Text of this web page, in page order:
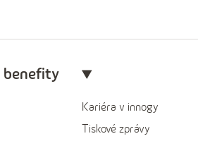
benefity
Kariéra v innogy
Tiskové zprávy